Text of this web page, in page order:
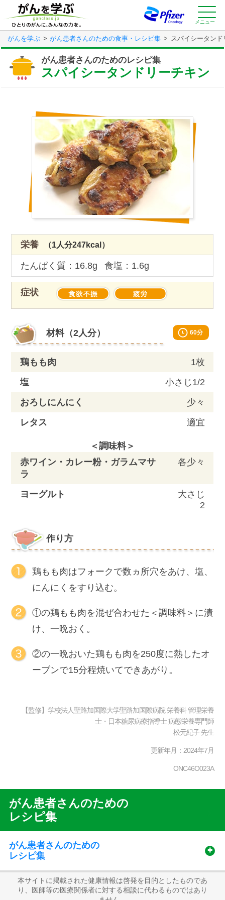
main
content
メニュー
がんを学ぶ がん患者さんのための食事・レシピ集 スパイシータンド
がん患者さんのためのレシピ集
スパイシータンドリーチキン
栄養 （1人分247kcal）
たんぱく質：16.8g 食塩：1.6g
症状
Material
材料（2人分）
60分
鶏もも肉
1枚
塩
小さじ1/2
おろしにんにく
少々
レタス
適宜
＜調味料＞
赤ワイン・カレー粉・ガラムマサ
ラ
各少々
ヨーグルト
大さじ
2
作り方
鶏もも肉はフォークで数ヵ所穴をあけ、塩、
にんにくをすり込む。
①の鶏もも肉を混ぜ合わせた＜調味料＞に漬
け、一晩おく。
②の一晩おいた鶏もも肉を250度に熱したオ
ーブンで15分程焼いてできあがり。
【監修】学校法人聖路加国際大学聖路加国際病院 栄養科 管理栄養
士・日本糖尿病療指導士 病態栄養専門師
松元紀子 先生
更新年月：2024年7月
ONC46O023A
Recipe
Sub
がん患者さんのための
レシピ集
がん患者さんのための
レシピ集
本サイトに掲載された健康情報は啓発を目的としたものであ
り、医師等の医療関係者に対する相談に代わるものではあり